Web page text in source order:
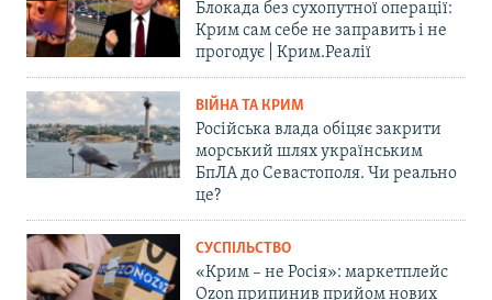
Блокада без сухопутної операції:
Крим сам себе не заправить і не
прогодує | Крим.Реалії
ВІЙНА ТА КРИМ
Російська влада обіцяє закрити
морський шлях українським
БпЛА до Севастополя. Чи реально
це?
СУСПІЛЬСТВО
«Крим – не Росія»: маркетплейс
Ozon припинив прийом нових